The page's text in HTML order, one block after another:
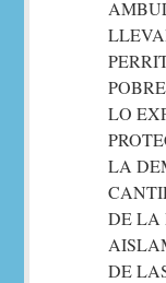
LO
LA
DE LA
DE